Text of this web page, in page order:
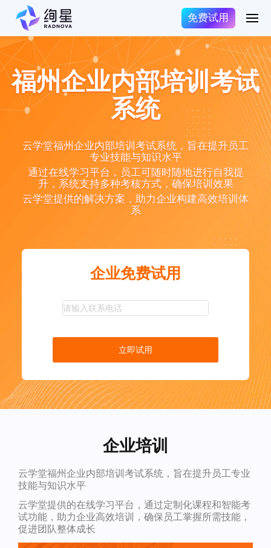
免费试用
福州企业内部培训考试
系统
云学堂福州企业内部培训考试系统，旨在提升员工
专业技能与知识水平
通过在线学习平台，员工可随时随地进行自我提
升，系统支持多种考核方式，确保培训效果
云学堂提供的解决方案，助力企业构建高效培训体
系
企业免费试用
立即试用
企业培训
云学堂福州企业内部培训考试系统，旨在提升员工专业
技能与知识水平
云学堂提供的在线学习平台，通过定制化课程和智能考
试功能，助力企业高效培训，确保员工掌握所需技能，
促进团队整体成长